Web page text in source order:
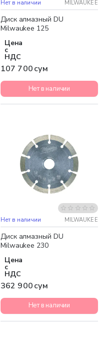
Нет в наличии MILWAUKEE
Диск алмазный DU
Milwaukee 125
Цена
с
НДС
107 700 сум
Нет в наличии
Нет в наличии MILWAUKEE
Диск алмазный DU
Milwaukee 230
Цена
с
НДС
362 900 сум
Нет в наличии